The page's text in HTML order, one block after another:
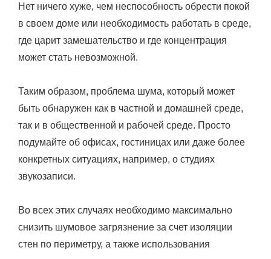
Нет ничего хуже, чем неспособность обрести покой
в ​​своем доме или необходимость работать в среде,
где царит замешательство и где концентрация
может стать невозможной.
Таким образом, проблема шума, который может
быть обнаружен как в частной и домашней среде,
так и в общественной и рабочей среде. Просто
подумайте об офисах, гостиницах или даже более
конкретных ситуациях, например, о студиях
звукозаписи.
Во всех этих случаях необходимо максимально
снизить шумовое загрязнение за счет изоляции
стен по периметру, а также использования